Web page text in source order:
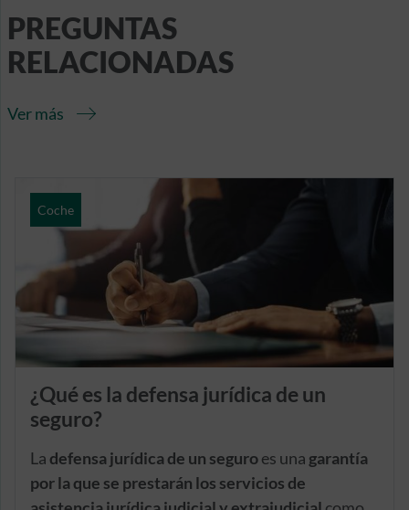
PREGUNTAS
RELACIONADAS
Ver más
Coche
¿Qué es la defensa jurídica de un
seguro?
La defensa jurídica de un seguroes una garantía
por la que se prestarán los servicios de